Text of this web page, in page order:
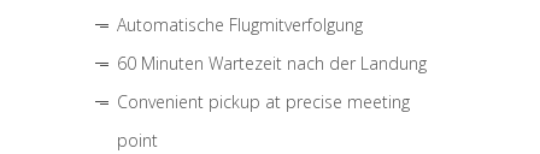
Automatische Flugmitverfolgung
60 Minuten Wartezeit nach der Landung
Convenient pickup at precise meeting
point